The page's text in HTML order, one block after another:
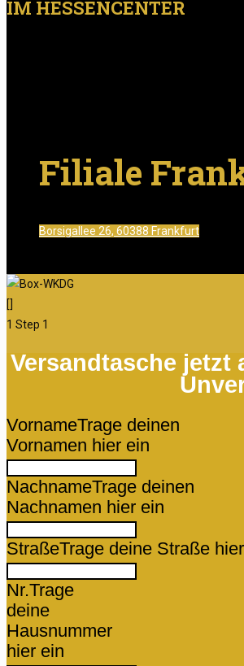
IM HESSENCENTER
Filiale
Borsigallee 26, 60388 Frankfurt
[]
1 Step 1
Versandtasche
VornameTrage deinen
Vornamen hier ein
NachnameTrage deinen
Nachnamen hier ein
StraßeTrage deine Straße
Nr.Trage
deine
Hausnummer
hier ein